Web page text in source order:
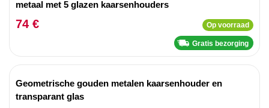
metaal met 5 glazen kaarsenhouders
74 € Op voorraad
Gratis bezorging
Geometrische gouden metalen kaarsenhouder en
transparant glas